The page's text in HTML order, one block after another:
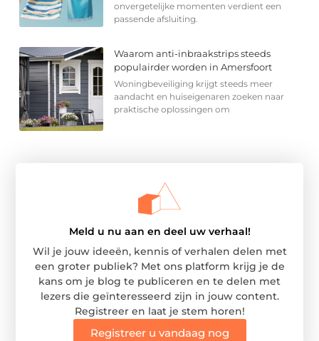
onvergetelijke momenten verdient een
passende afsluiting.
Waarom anti-inbraakstrips steeds
populairder worden in Amersfoort
Woningbeveiliging krijgt steeds meer
aandacht en huiseigenaren zoeken naar
praktische oplossingen om
Meld u nu aan en deel uw verhaal!
Wil je jouw ideeën, kennis of verhalen delen met
een groter publiek? Met ons platform krijg je de
kans om je blog te publiceren en te delen met
lezers die geïnteresseerd zijn in jouw content.
Registreer en laat je stem horen!
Registreer u vandaag nog